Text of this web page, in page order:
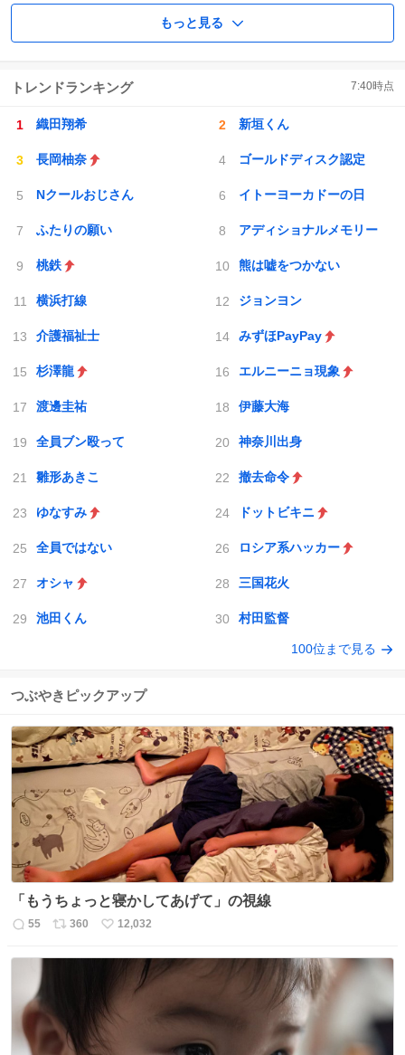
もっと見る
トレンドランキング 7:40時点
織田翔希 新垣くん
長岡柚奈 ゴールドディスク認定
Nクールおじさん イトーヨーカドーの日
ふたりの願い アディショナルメモリー
桃鉄 熊は嘘をつかない
横浜打線 ジョンヨン
介護福祉士 みずほPayPay
杉澤龍 エルニーニョ現象
渡邊圭祐 伊藤大海
全員ブン殴って 神奈川出身
雛形あきこ 撤去命令
ゆなすみ ドットビキニ
全員ではない ロシア系ハッカー
オシャ 三国花火
池田くん 村田監督
100位まで見る
つぶやきピックアップ
「もうちょっと寝かしてあげて」の視線
返
55
リ
360
い
12,032